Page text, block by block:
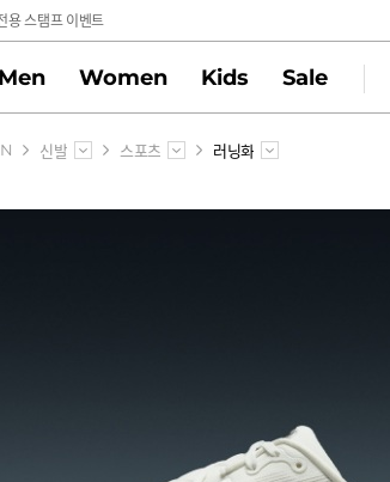
용 스탬프 이벤트
탬프 활동 만족도 조사 당첨자 안내
Men Women Kids Sale
신발 스포츠 러닝화